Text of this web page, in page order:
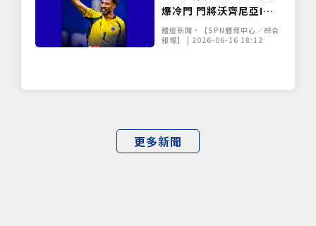
更多新聞
爆冷門 門將沃齊尼亞IG
粉絲暴增百倍破570萬
體壇新聞•【SPN體育中心／綜合
報導】 | 2026-06-16 18:12